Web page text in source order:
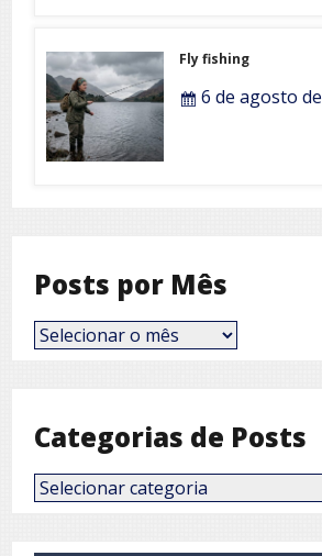
Fly fishing
6 de agosto
Posts por Mês
Posts
por
Categorias de Posts
Categorias
de